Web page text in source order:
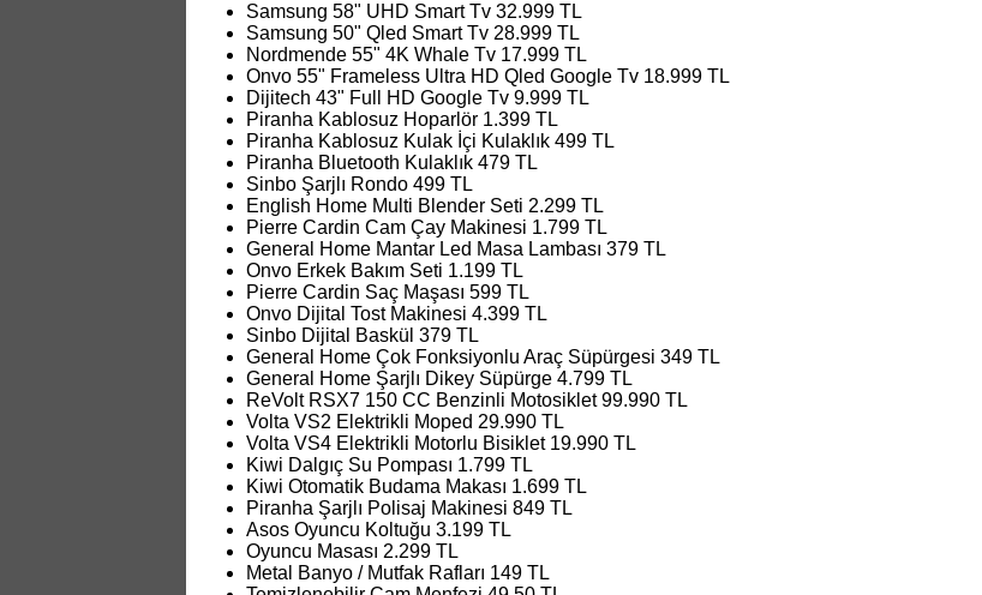
Samsung 58" UHD Smart Tv 32.999 TL
Samsung 50" Qled Smart Tv 28.999 TL
Nordmende 55" 4K Whale Tv 17.999 TL
Onvo 55" Frameless Ultra HD Qled Google Tv 18.999 TL
Dijitech 43" Full HD Google Tv 9.999 TL
Piranha Kablosuz Hoparlör 1.399 TL
Piranha Kablosuz Kulak İçi Kulaklık 499 TL
Piranha Bluetooth Kulaklık 479 TL
Sinbo Şarjlı Rondo 499 TL
English Home Multi Blender Seti 2.299 TL
Pierre Cardin Cam Çay Makinesi 1.799 TL
General Home Mantar Led Masa Lambası 379 TL
Onvo Erkek Bakım Seti 1.199 TL
Pierre Cardin Saç Maşası 599 TL
Onvo Dijital Tost Makinesi 4.399 TL
Sinbo Dijital Baskül 379 TL
General Home Çok Fonksiyonlu Araç Süpürgesi 349 TL
General Home Şarjlı Dikey Süpürge 4.799 TL
ReVolt RSX7 150 CC Benzinli Motosiklet 99.990 TL
Volta VS2 Elektrikli Moped 29.990 TL
Volta VS4 Elektrikli Motorlu Bisiklet 19.990 TL
Kiwi Dalgıç Su Pompası 1.799 TL
Kiwi Otomatik Budama Makası 1.699 TL
Piranha Şarjlı Polisaj Makinesi 849 TL
Asos Oyuncu Koltuğu 3.199 TL
Oyuncu Masası 2.299 TL
Metal Banyo / Mutfak Rafları 149 TL